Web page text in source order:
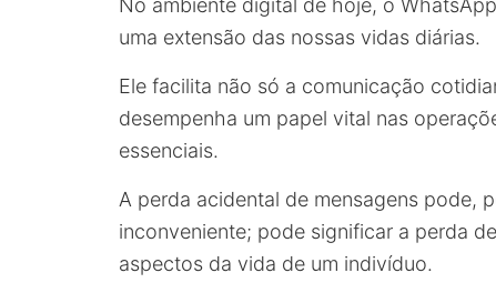
No ambiente digital de hoje, o
uma extensão das nossas vidas diárias.
Ele facilita não só a comunicação
desempenha um papel vital nas
essenciais.
A perda acidental de mensagens pode,
inconveniente; pode significar a perda
aspectos da vida de um indivíduo.